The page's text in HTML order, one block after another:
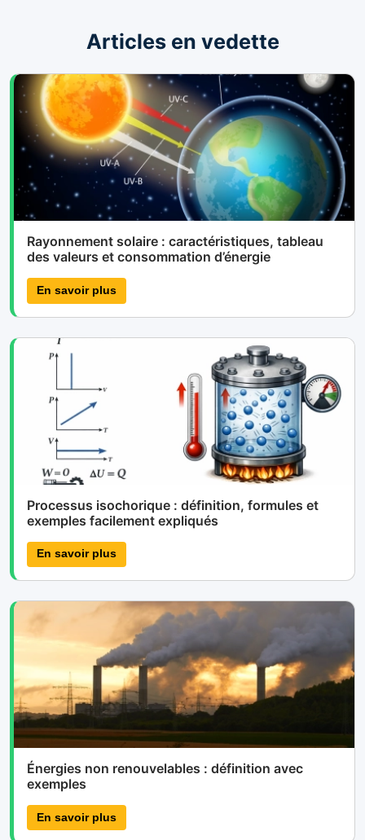
Articles en vedette
Rayonnement solaire : caractéristiques, tableau
des valeurs et consommation d’énergie
En savoir plus
Processus isochorique : définition, formules et
exemples facilement expliqués
En savoir plus
Énergies non renouvelables : définition avec
exemples
En savoir plus